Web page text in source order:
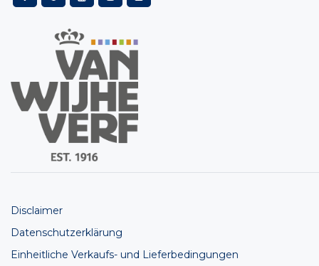
Disclaimer
Datenschutzerklärung
Einheitliche Verkaufs- und Lieferbedingungen